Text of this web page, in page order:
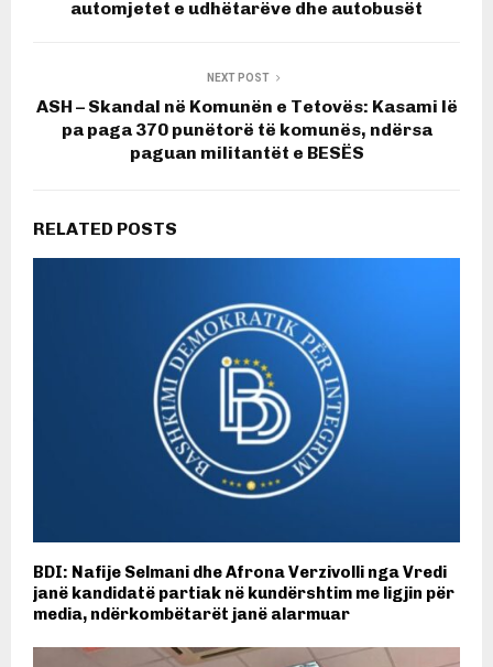
automjetet e udhëtarëve dhe autobusët
NEXT POST
ASH – Skandal në Komunën e Tetovës: Kasami lë
pa paga 370 punëtorë të komunës, ndërsa
paguan militantët e BESËS
RELATED POSTS
BDI: Nafije Selmani dhe Afrona Verzivolli nga Vredi
janë kandidatë partiak në kundërshtim me ligjin për
media, ndërkombëtarët janë alarmuar